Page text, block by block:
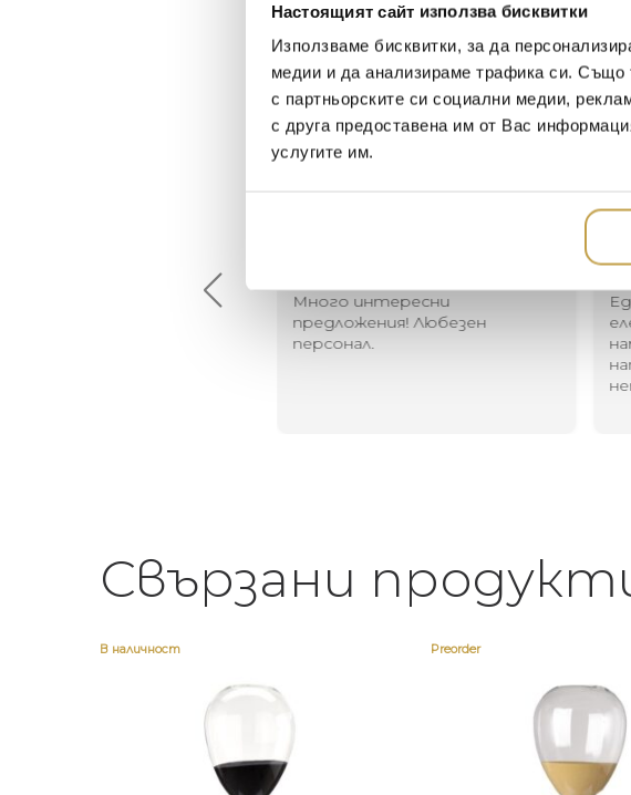
Настоящият сайт използва бисквитки
Използваме бисквитки, за да
медии и да анализираме трафика си. Също
с партньорските си социални медии,
с друга предоставена им от Вас
услугите им.
Много интересни
предложения! Любезен
персонал.
Свързани
В наличност Preorder